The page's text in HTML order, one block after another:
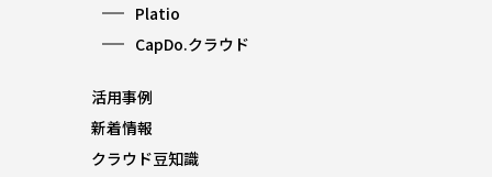
Platio
CapDo.クラウド
活用事例
新着情報
クラウド豆知識